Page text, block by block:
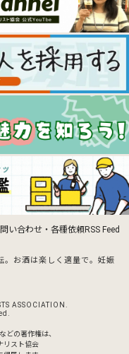
い合わせ・各種依頼RSS Feed
お酒は楽しく適量で。 妊娠
ASSOCIATION.
どの著作権は、
リスト協会